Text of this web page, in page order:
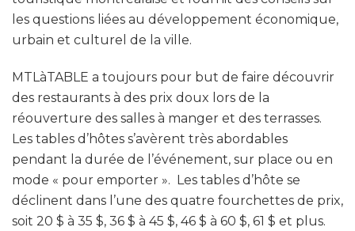
les questions liées au développement économique,
urbain et culturel de la ville.
MTLàTABLE a toujours pour but de faire découvrir
des restaurants à des prix doux lors de la
réouverture des salles à manger et des terrasses.
Les tables d’hôtes s’avèrent très abordables
pendant la durée de l’événement, sur place ou en
mode « pour emporter ». Les tables d’hôte se
déclinent dans l’une des quatre fourchettes de prix,
soit 20 $ à 35 $, 36 $ à 45 $, 46 $ à 60 $, 61 $ et plus.